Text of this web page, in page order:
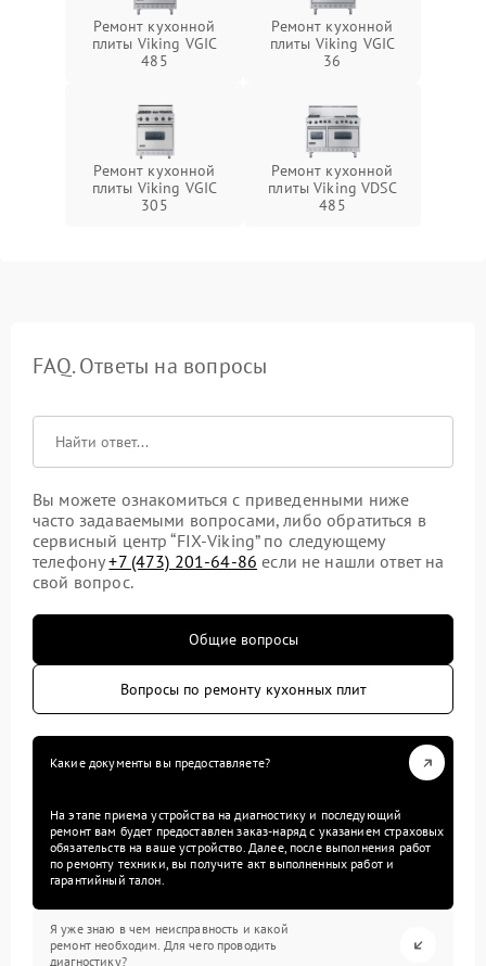
Ремонт кухонной
плиты Viking VGIC
485
Ремонт кухонной
плиты Viking VGIC
36
Ремонт кухонной
плиты Viking VGIC
305
Ремонт кухонной
плиты Viking VDSC
485
FAQ. Ответы на вопросы
Вы можете ознакомиться с приведенными ниже
часто задаваемыми вопросами, либо обратиться в
сервисный центр “FIX-Viking” по следующему
телефону+7 (473) 201-64-86 если не нашли ответ на
свой вопрос.
Общие вопросы
Вопросы по ремонту кухонных плит
Какие документы вы предоставляете?
На этапе приема устройства на диагностику и последующий
ремонт вам будет предоставлен заказ-наряд с указанием страховых
обязательств на ваше устройство. Далее, после выполнения работ
по ремонту техники, вы получите акт выполненных работ и
гарантийный талон.
Я уже знаю в чем неисправность и какой
ремонт необходим. Для чего проводить
диагностику?